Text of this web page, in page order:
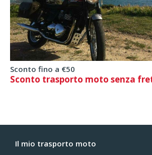
Sconto fino a €50
Sconto trasporto moto senza
Il mio trasporto moto